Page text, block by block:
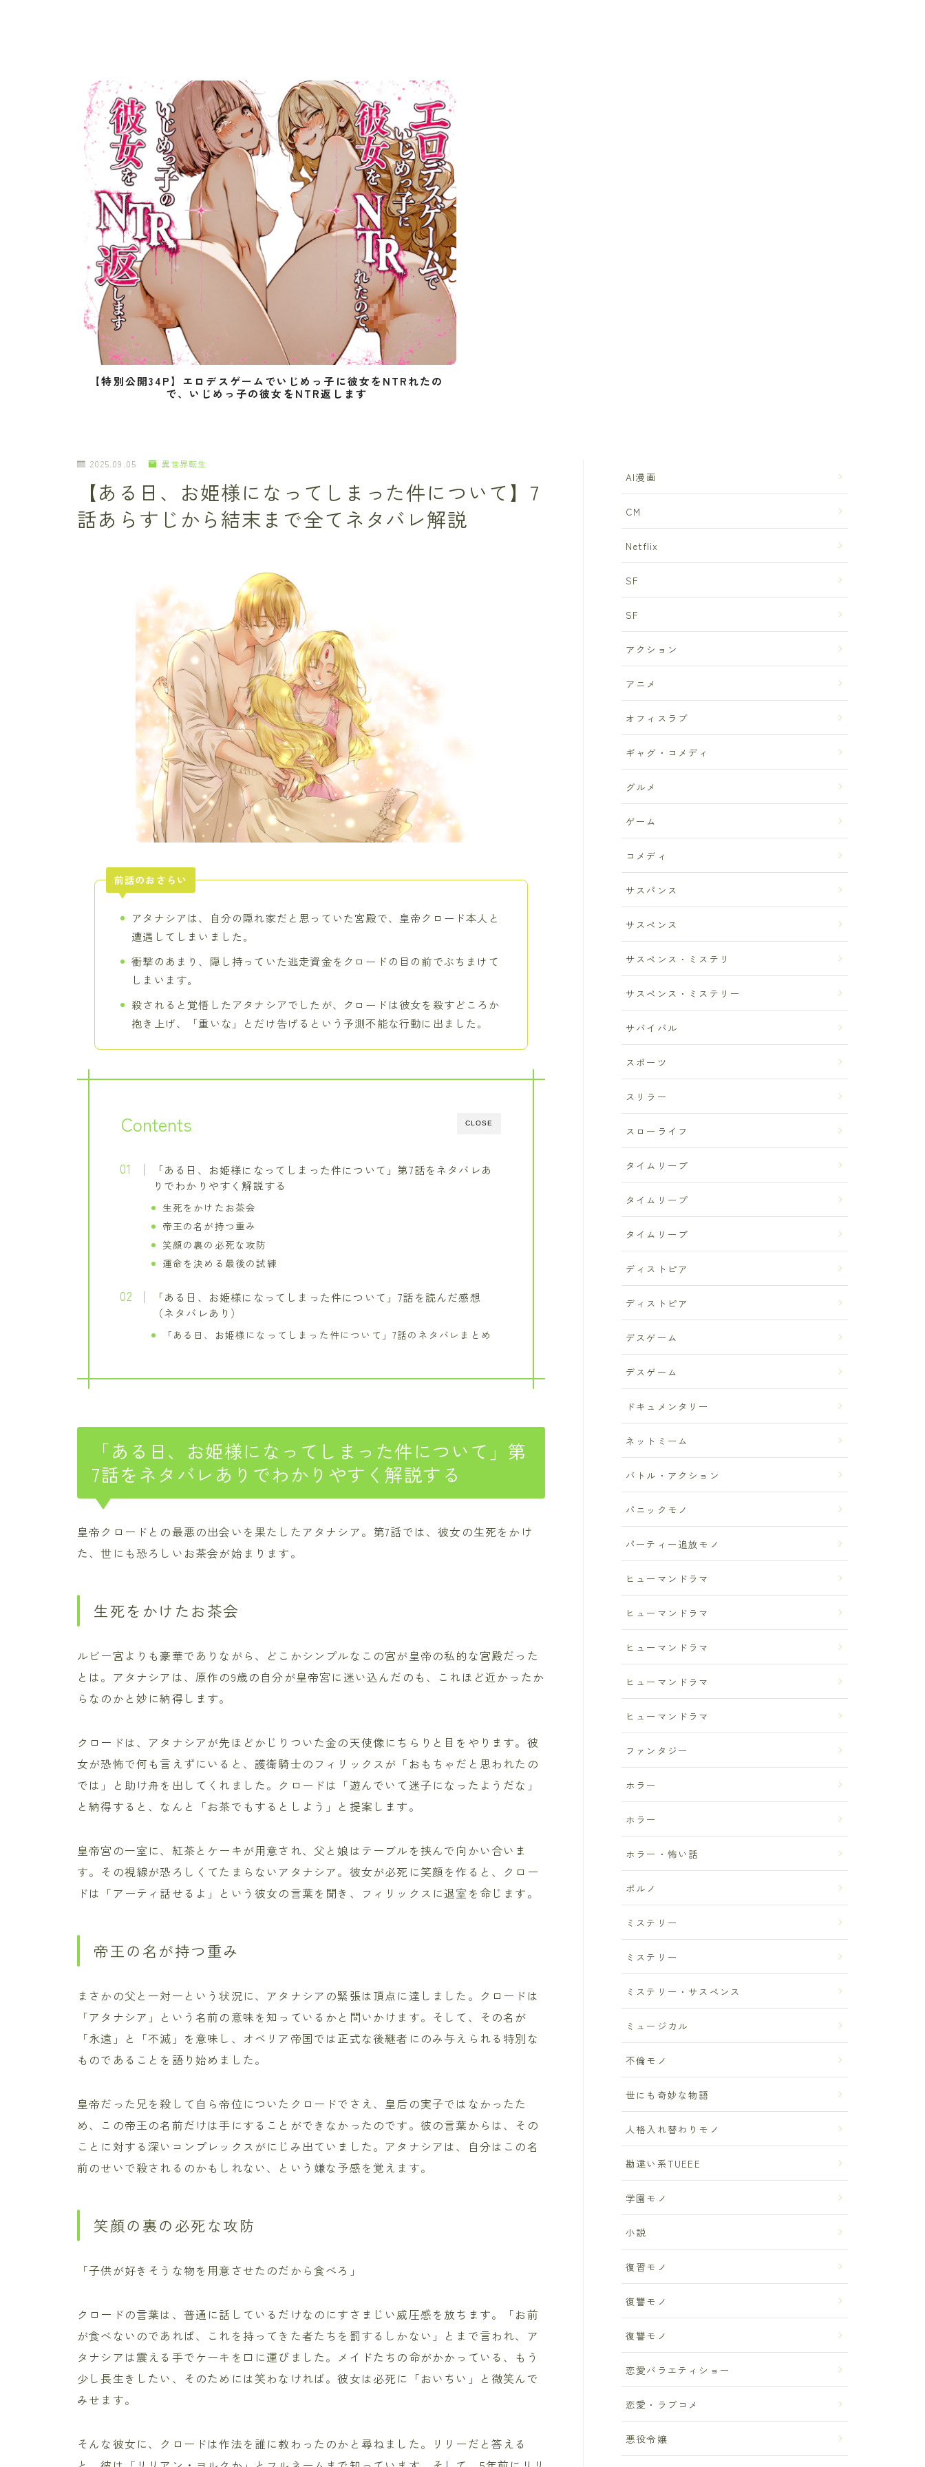
【特別公開34P】エロデスゲームでいじめっ子に彼女をNTRれたの
で、いじめっ子の彼女をNTR返します
2025.09.05 異世界転生
【ある日、お姫様になってしまった件について】7
話あらすじから結末まで全てネタバレ解説
前話のおさらい
アタナシアは、自分の隠れ家だと思っていた宮殿で、皇帝クロード本人と
遭遇してしまいました。
衝撃のあまり、隠し持っていた逃走資金をクロードの目の前でぶちまけて
しまいます。
殺されると覚悟したアタナシアでしたが、クロードは彼女を殺すどころか
抱き上げ、「重いな」とだけ告げるという予測不能な行動に出ました。
CLOSE
Contents
「ある日、お姫様になってしまった件について」第7話をネタバレあ
りでわかりやすく解説する
生死をかけたお茶会
帝王の名が持つ重み
笑顔の裏の必死な攻防
運命を決める最後の試練
「ある日、お姫様になってしまった件について」7話を読んだ感想
（ネタバレあり）
「ある日、お姫様になってしまった件について」7話のネタバレまとめ
「ある日、お姫様になってしまった件について」第
7話をネタバレありでわかりやすく解説する
皇帝クロードとの最悪の出会いを果たしたアタナシア。第7話では、彼女の生死をかけ
た、世にも恐ろしいお茶会が始まります。
生死をかけたお茶会
ルビー宮よりも豪華でありながら、どこかシンプルなこの宮が皇帝の私的な宮殿だった
とは。アタナシアは、原作の9歳の自分が皇帝宮に迷い込んだのも、これほど近かったか
らなのかと妙に納得します。
クロードは、アタナシアが先ほどかじりついた金の天使像にちらりと目をやります。彼
女が恐怖で何も言えずにいると、護衛騎士のフィリックスが「おもちゃだと思われたの
では」と助け舟を出してくれました。クロードは「遊んでいて迷子になったようだな」
と納得すると、なんと「お茶でもするとしよう」と提案します。
皇帝宮の一室に、紅茶とケーキが用意され、父と娘はテーブルを挟んで向かい合いま
す。その視線が恐ろしくてたまらないアタナシア。彼女が必死に笑顔を作ると、クロー
ドは「アーティ話せるよ」という彼女の言葉を聞き、フィリックスに退室を命じます。
帝王の名が持つ重み
まさかの父と一対一という状況に、アタナシアの緊張は頂点に達しました。クロードは
「アタナシア」という名前の意味を知っているかと問いかけます。そして、その名が
「永遠」と「不滅」を意味し、オベリア帝国では正式な後継者にのみ与えられる特別な
ものであることを語り始めました。
皇帝だった兄を殺して自ら帝位についたクロードでさえ、皇后の実子ではなかったた
め、この帝王の名前だけは手にすることができなかったのです。彼の言葉からは、その
ことに対する深いコンプレックスがにじみ出ていました。アタナシアは、自分はこの名
前のせいで殺されるのかもしれない、という嫌な予感を覚えます。
笑顔の裏の必死な攻防
「子供が好きそうな物を用意させたのだから食べろ」
クロードの言葉は、普通に話しているだけなのにすさまじい威圧感を放ちます。「お前
が食べないのであれば、これを持ってきた者たちを罰するしかない」とまで言われ、ア
タナシアは震える手でケーキを口に運びました。メイドたちの命がかかっている、もう
少し長生きしたい、そのためには笑わなければ。彼女は必死に「おいちい」と微笑んで
みせます。
そんな彼女に、クロードは作法を誰に教わったのかと尋ねました。リリーだと答える
AI漫画
CM
Netflix
SF
SF
アクション
アニメ
オフィスラブ
ギャグ・コメディ
グルメ
ゲーム
コメディ
サスパンス
サスペンス
サスペンス・ミステリ
サスペンス・ミステリー
サバイバル
スポーツ
スリラー
スローライフ
タイムリープ
タイムリープ
タイムリープ
ディストピア
ディストピア
デスゲーム
デスゲーム
ドキュメンタリー
ネットミーム
バトル・アクション
パニックモノ
パーティー追放モノ
ヒューマンドラマ
ヒューマンドラマ
ヒューマンドラマ
ヒューマンドラマ
ヒューマンドラマ
ファンタジー
ホラー
ホラー
ホラー・怖い話
ポルノ
ミステリー
ミステリー
ミステリー・サスペンス
ミュージカル
不倫モノ
世にも奇妙な物語
人格入れ替わりモノ
勘違い系TUEEE
学園モノ
小説
復習モノ
復讐モノ
復讐モノ
恋愛バラエティショー
恋愛・ラブコメ
悪役令嬢